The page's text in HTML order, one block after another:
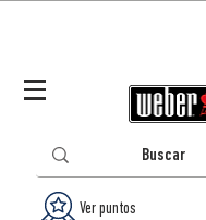
Ver puntos